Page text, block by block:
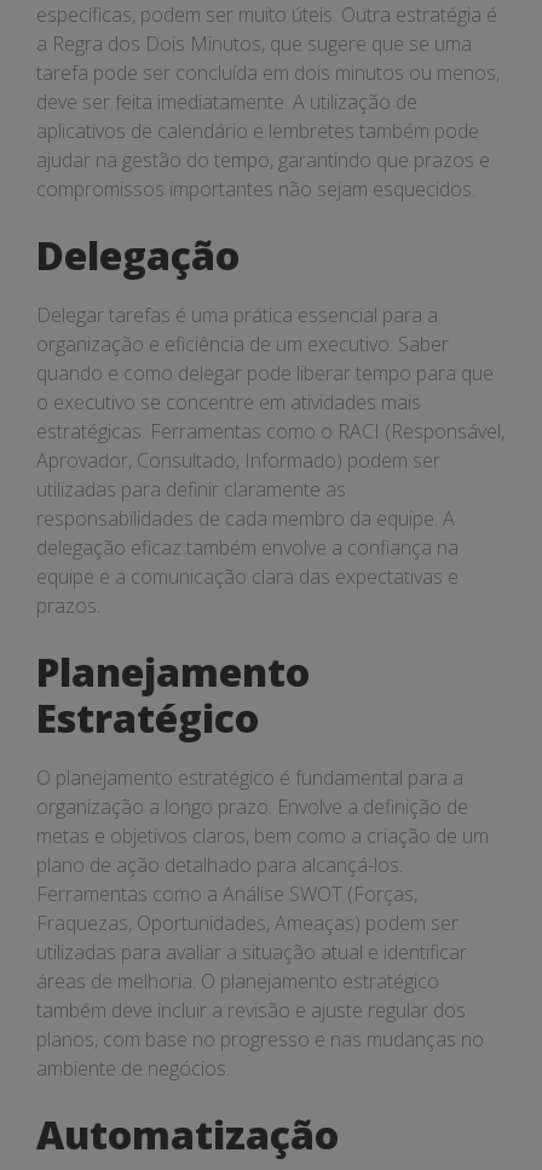
específicas, podem ser muito úteis. Outra estratégia é
a Regra dos Dois Minutos, que sugere que se uma
tarefa pode ser concluída em dois minutos ou menos,
deve ser feita imediatamente. A utilização de
aplicativos de calendário e lembretes também pode
ajudar na gestão do tempo, garantindo que prazos e
compromissos importantes não sejam esquecidos.
Delegação
Delegar tarefas é uma prática essencial para a
organização e eficiência de um executivo. Saber
quando e como delegar pode liberar tempo para que
o executivo se concentre em atividades mais
estratégicas. Ferramentas como o RACI (Responsável,
Aprovador, Consultado, Informado) podem ser
utilizadas para definir claramente as
responsabilidades de cada membro da equipe. A
delegação eficaz também envolve a confiança na
equipe e a comunicação clara das expectativas e
prazos.
Planejamento
Estratégico
O planejamento estratégico é fundamental para a
organização a longo prazo. Envolve a definição de
metas e objetivos claros, bem como a criação de um
plano de ação detalhado para alcançá-los.
Ferramentas como a Análise SWOT (Forças,
Fraquezas, Oportunidades, Ameaças) podem ser
utilizadas para avaliar a situação atual e identificar
áreas de melhoria. O planejamento estratégico
também deve incluir a revisão e ajuste regular dos
planos, com base no progresso e nas mudanças no
ambiente de negócios.
Automatização